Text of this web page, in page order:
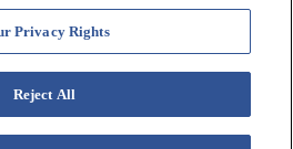
para este Resort específico. Para
política de accesibilidad, revise
.
Privacy Rights
Reject All